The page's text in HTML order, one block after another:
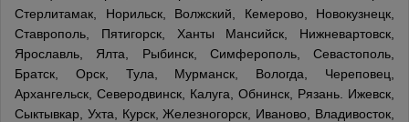
Стерлитамак, Норильск, Волжский, Кемерово, Новокузнецк,
Ставрополь, Пятигорск, Ханты Мансийск, Нижневартовск,
Ярославль, Ялта, Рыбинск, Симферополь, Севастополь,
Братск, Орск, Тула, Мурманск, Вологда, Череповец,
Архангельск, Северодвинск, Калуга, Обнинск, Рязань. Ижевск,
Сыктывкар, Ухта, Курск, Железногорск, Иваново, Владивосток,